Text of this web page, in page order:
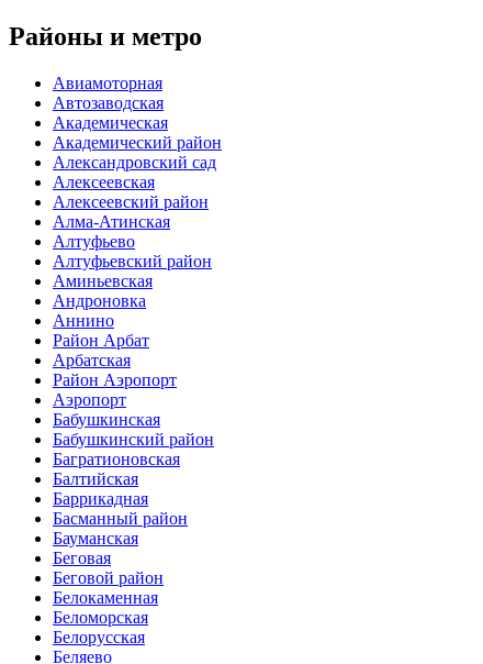
Районы и метро
Авиамоторная
Автозаводская
Академическая
Академический район
Александровский сад
Алексеевская
Алексеевский район
Алма-Атинская
Алтуфьево
Алтуфьевский район
Аминьевская
Андроновка
Аннино
Район Арбат
Арбатская
Район Аэропорт
Аэропорт
Бабушкинская
Бабушкинский район
Багратионовская
Балтийская
Баррикадная
Басманный район
Бауманская
Беговая
Беговой район
Белокаменная
Беломорская
Белорусская
Беляево